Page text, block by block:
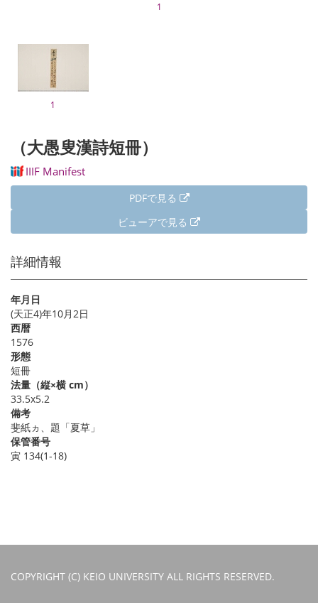
1
1
（大愚叟漢詩短冊）
IIIF Manifest
PDFで見る
ビューアで見る
詳細情報
年月日
(天正4)年10月2日
西暦
1576
形態
短冊
法量（縦×横 cm）
33.5x5.2
備考
斐紙ヵ、題「夏草」
保管番号
寅 134(1-18)
COPYRIGHT (C) KEIO UNIVERSITY ALL RIGHTS RESERVED.